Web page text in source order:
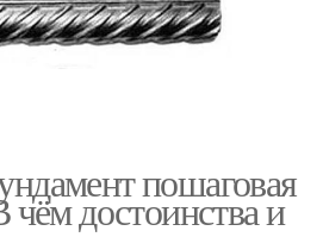
пошаговая
достоинства и